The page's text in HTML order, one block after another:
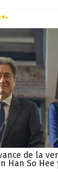
de la
Han So Hee